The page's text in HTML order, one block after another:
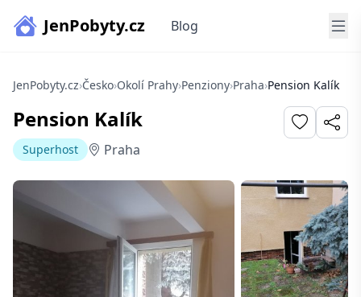
JenPobyty.cz Blog
JenPobyty.cz›Česko›Okolí Prahy›Penziony›Praha›Pension Kalík
Pension Kalík
Superhost Praha